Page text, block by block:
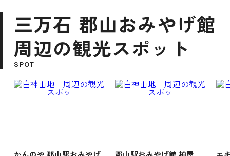
三万石 郡山おみやげ館
周辺の観光スポット
SPOT